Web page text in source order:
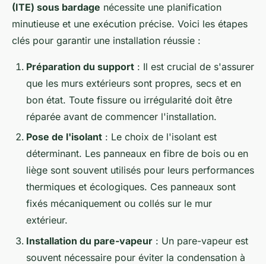
(ITE) sous bardage nécessite une planification
minutieuse et une exécution précise. Voici les étapes
clés pour garantir une installation réussie :
Préparation du support : Il est crucial de s'assurer
que les murs extérieurs sont propres, secs et en
bon état. Toute fissure ou irrégularité doit être
réparée avant de commencer l'installation.
Pose de l'isolant : Le choix de l'isolant est
déterminant. Les panneaux en fibre de bois ou en
liège sont souvent utilisés pour leurs performances
thermiques et écologiques. Ces panneaux sont
fixés mécaniquement ou collés sur le mur
extérieur.
Installation du pare-vapeur : Un pare-vapeur est
souvent nécessaire pour éviter la condensation à